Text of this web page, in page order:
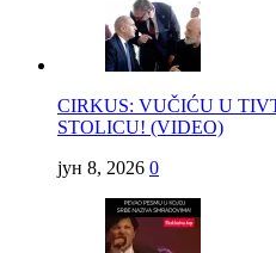
CIRKUS: VUČIĆU U
STOLICU! (VIDEO)
јун 8, 2026 0